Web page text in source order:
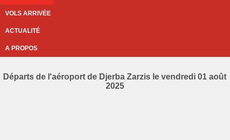
VOLS ARRIVÉE
ACTUALITÉ
A PROPOS
Départs de l'aéroport de Djerba Zarzis le vendredi 01 août
2025